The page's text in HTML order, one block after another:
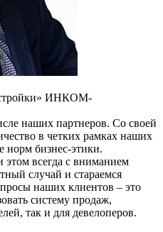
ИНКОМ-
наших партнеров. Со своей
в четких рамках наших
норм бизнес-этики.
этом всегда с вниманием
случай и стараемся
наших клиентов – это
систему продаж,
так и для девелоперов.